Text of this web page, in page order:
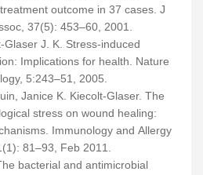
outcome in 37 cases. J
37(5): 453–60, 2001.
Glaser J. K. Stress-induced
Implications for health. Nature
5:243–51, 2005.
Janice K. Kiecolt-Glaser. The
stress on wound healing:
Immunology and Allergy
81–93, Feb 2011.
bacterial and antimicrobial